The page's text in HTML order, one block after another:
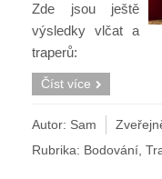
Zde jsou ještě
výsledky vlčat a
traperů:
Číst více
Autor: Sam
Rubrika: Bodování,